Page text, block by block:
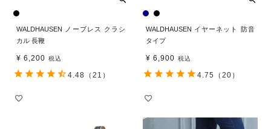
WALDHAUSEN ノーブレス クラシ
カル 長鞭
¥ 6,200 税込
4.48 （21）
WALDHAUSEN イヤーネット 防音
タイプ
¥ 6,900 税込
4.75 （20）